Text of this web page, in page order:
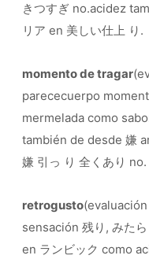
きつすぎ no.acidez
リア en 美しい仕上 り.
momento de tragar
parececuerpo
mermelada como
también de desde 嫌
嫌 引っ り 全くあり no.
retrogusto
sensación 残り, みた
en ランビック como